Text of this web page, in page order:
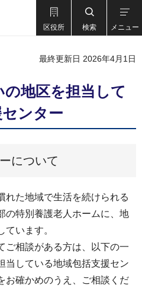
区役所 検索 メニュー
最終更新日 2026年4月1日
地区を担当して
ンター
について
れた地域で生活を続けられる
の特別養護老人ホームに、地
います。
ご相談がある方は、以下の一
当している地域包括支援セン
お確かめのうえ、ご相談くだ